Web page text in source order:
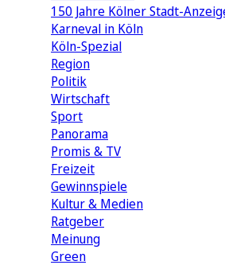
150 Jahre Kölner Stadt-
Karneval in Köln
Köln-Spezial
Region
Politik
Wirtschaft
Sport
Panorama
Promis & TV
Freizeit
Gewinnspiele
Kultur & Medien
Ratgeber
Meinung
Green